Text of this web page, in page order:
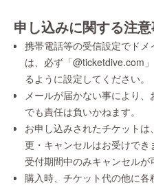
申し込みに関する注
携帯電話等の受信設定でド
は、必ず「@ticketdive.com
るように設定してください。
メールが届かない事により
でも責任は負いかねます。
お申し込みされたチケット
更・キャンセルはお受けで
受付期間中のみキャンセルが
購入時、チケット代の他に